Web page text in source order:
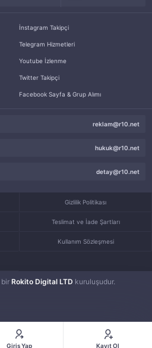
İnstagram Takipçi
Telegram Hizmetleri
Youtube İzlenme
Twitter Takipçi
Facebook Sayfa & Grup Alımı
reklam@r10.net
hukuk@r10.net
detay@r10.net
bir Rokito Digital LTD kuruluşudur.
Gizlilik Politikası
Teslimat ve İade Şartları
Kullanım Sözleşmesi
Giriş Yap Kayıt Ol